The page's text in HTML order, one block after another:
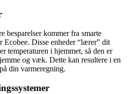
besparelser kommer fra smarte
Ecobee. Disse enheder “lærer” dit
temperaturen i hjemmet, så den er
og væk. Dette kan resultere i en
din varmeregning.